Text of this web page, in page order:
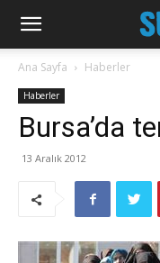
Ana Sayfa Haberler
Haberler
Bursa’da
13 Aralık 2012